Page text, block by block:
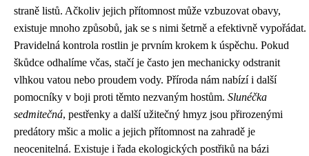
straně listů. Ačkoliv jejich přítomnost může vzbuzovat obavy,
existuje mnoho způsobů, jak se s nimi šetrně a efektivně vypořádat.
Pravidelná kontrola rostlin je prvním krokem k úspěchu. Pokud
škůdce odhalíme včas, stačí je často jen mechanicky odstranit
vlhkou vatou nebo proudem vody. Příroda nám nabízí i další
pomocníky v boji proti těmto nezvaným hostům. Slunéčka
sedmitečná, pestřenky a další užitečný hmyz jsou přirozenými
predátory mšic a molic a jejich přítomnost na zahradě je
neocenitelná. Existuje i řada ekologických postřiků na bázi